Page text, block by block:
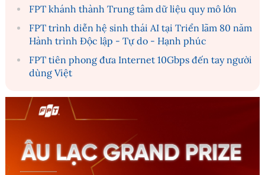
FPT khánh thành Trung tâm dữ liệu quy mô lớn
FPT trình diễn hệ sinh thái AI tại Triển lãm 80 năm
Hành trình Độc lập - Tự do - Hạnh phúc
FPT tiên phong đưa Internet 10Gbps đến tay người
dùng Việt